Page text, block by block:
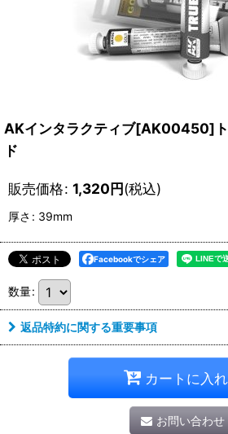
AKインタラクティブ[AK00450]
ド
販売価格: 1,320円(税込)
厚さ : 39mm
Facebookでシェア
数量:
返品特約に関する重要事項
カートに入
お問い合わせ